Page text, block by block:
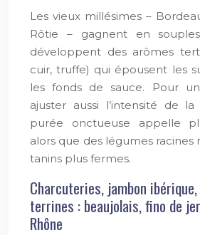
Les vieux millésimes –
Rôtie – gagnent en
développent des arômes
cuir, truffe) qui épousent les
les fonds de sauce. Pour
ajuster aussi l’intensité de
purée onctueuse appelle
alors que des légumes racines
tanins plus fermes.
Charcuteries, jambon
terrines : beaujolais, fino de
Rhône